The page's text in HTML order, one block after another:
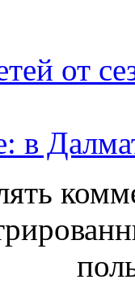
от
в